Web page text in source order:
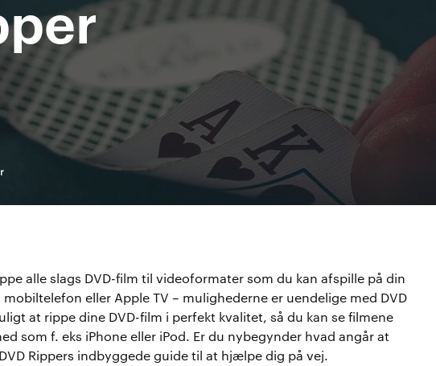
alle slags DVD-film til videoformater som du kan afspille på din
mobiltelefon eller Apple TV – mulighederne er uendelige med DVD
at rippe dine DVD-film i perfekt kvalitet, så du kan se filmene
som f. eks iPhone eller iPod. Er du nybegynder hvad angår at
Rippers indbyggede guide til at hjælpe dig på vej.